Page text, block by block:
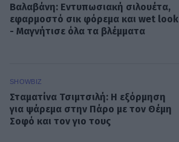
Βαλαβάνη: Εντυπωσιακή σιλουέτα,
εφαρμοστό σικ φόρεμα και wet look
- Μαγνήτισε όλα τα βλέμματα
SHOWBIZ
Σταματίνα Τσιμτσιλή: Η εξόρμηση
για ψάρεμα στην Πάρο με τον Θέμη
Σοφό και τον γιο τους